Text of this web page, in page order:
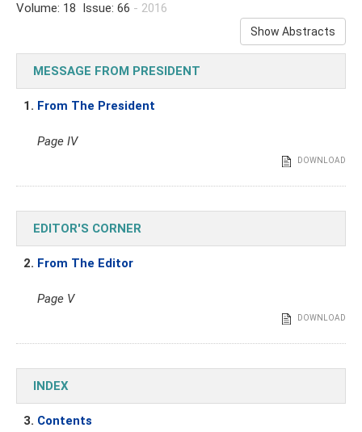
Volume: 18 Issue: 66 - 2016
Show Abstracts
MESSAGE FROM PRESIDENT
1. From The President
Page IV
DOWNLOAD
EDITOR'S CORNER
2. From The Editor
Page V
DOWNLOAD
INDEX
3. Contents